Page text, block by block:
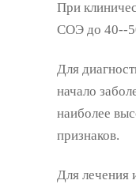
При
СОЭ до 40--
Для
начало
наиболее
признаков.
Для лечения